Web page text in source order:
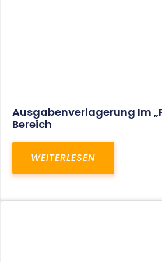
Ausgabenverlagerung Im
Bereich
WEITERLESEN